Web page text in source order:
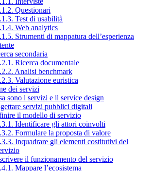
Questionari
Test di usabilità
Web analytics
Strumenti di mappatura dell’esperienza
secondaria
Ricerca documentale
Analisi benchmark
Valutazione euristica
dei servizi
sono i servizi e il service design
servizi pubblici digitali
il modello di servizio
Identificare gli attori coinvolti
Formulare la proposta di valore
Inquadrare gli elementi costitutivi del
il funzionamento del servizio
Mappare l’ecosistema